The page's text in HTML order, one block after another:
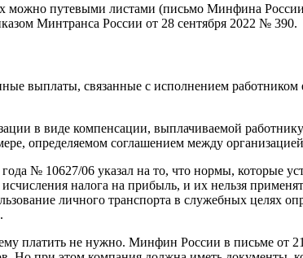
можно путевыми листами (письмо Минфина
Минтранса России от 28 сентября 2022 № 390.
выплаты, связанные с исполнением работником
в виде компенсации, выплачиваемой
определяемом соглашением между
№ 10627/06 указал на то, что нормы, которые
налога на прибыль, и их нельзя
личного транспорта в служебных целях
платить не нужно. Минфин России в письме от